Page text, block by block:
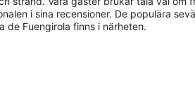
i sina recensioner. De populära
de Fuengirola finns i närheten.